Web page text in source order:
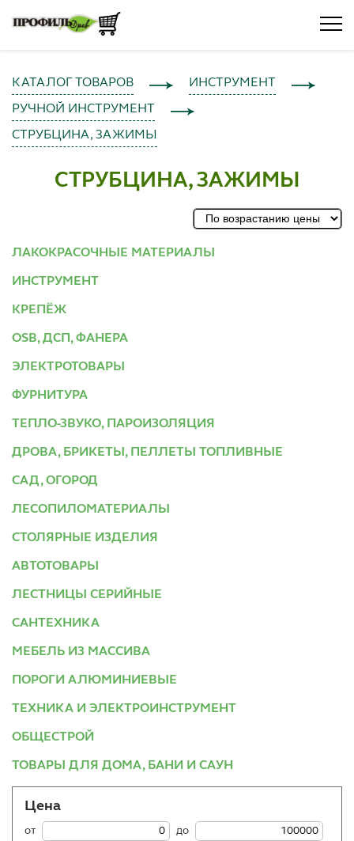
КАТАЛОГ ТОВАРОВ ИНСТРУМЕНТ
РУЧНОЙ ИНСТРУМЕНТ
СТРУБЦИНА, ЗАЖИМЫ
СТРУБЦИНА, ЗАЖИМЫ
ЛАКОКРАСОЧНЫЕ МАТЕРИАЛЫ
ИНСТРУМЕНТ
КРЕПЁЖ
OSB, ДСП, ФАНЕРА
ЭЛЕКТРОТОВАРЫ
ФУРНИТУРА
ТЕПЛО-ЗВУКО, ПАРОИЗОЛЯЦИЯ
ДРОВА, БРИКЕТЫ, ПЕЛЛЕТЫ ТОПЛИВНЫЕ
САД, ОГОРОД
ЛЕСОПИЛОМАТЕРИАЛЫ
СТОЛЯРНЫЕ ИЗДЕЛИЯ
АВТОТОВАРЫ
ЛЕСТНИЦЫ СЕРИЙНЫЕ
САНТЕХНИКА
МЕБЕЛЬ ИЗ МАССИВА
ПОРОГИ АЛЮМИНИЕВЫЕ
ТЕХНИКА И ЭЛЕКТРОИНСТРУМЕНТ
ОБЩЕСТРОЙ
ТОВАРЫ ДЛЯ ДОМА, БАНИ И САУН
Цена
от до